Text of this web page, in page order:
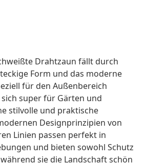
Drahtzaun fällt durch
Form und das moderne
für den Außenbereich
super für Gärten und
stilvolle und praktische
Designprinzipien von
Linien passen perfekt in
und bieten sowohl Schutz
sie die Landschaft schön